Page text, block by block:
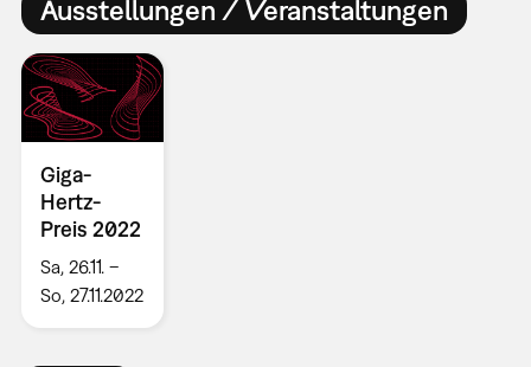
Ausstellungen / Veranstaltungen
Giga-
Hertz-
Preis 2022
Sa, 26.11. –
So, 27.11.2022